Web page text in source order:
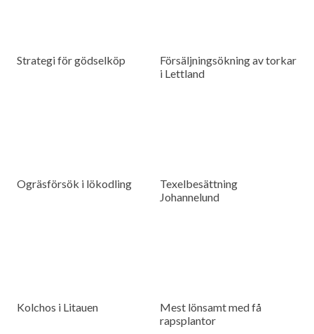
Strategi för gödselköp
Försäljningsökning av torkar
i Lettland
Ogräsförsök i lökodling
Texelbesättning
Johannelund
Kolchos i Litauen
Mest lönsamt med få
rapsplantor